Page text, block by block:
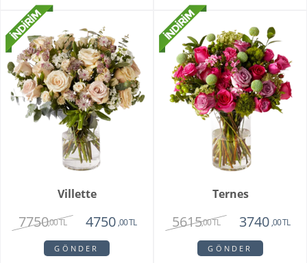
Villette
7750,00 TL 4750,00 TL
GÖNDER
Ternes
5615,00 TL 3740,00 TL
GÖNDER